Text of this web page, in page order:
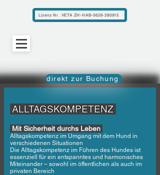
Lizenz Nr. VETA ZH-HAB-0626-280915
direkt zur Buchung
ALLTAGSKOMPETENZ
Mit Sicherheit durchs Leben
Alltagskompetenz im Umgang mit dem Hund in
verschiedenen Situationen
Die Alltagskompetenz im Führen des Hundes ist
essenziell für ein entspanntes und harmonisches
Miteinander – sowohl im öffentlichen als auch im
privaten Bereich